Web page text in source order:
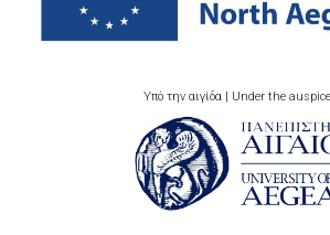
Υπό την αιγίδα | Under the